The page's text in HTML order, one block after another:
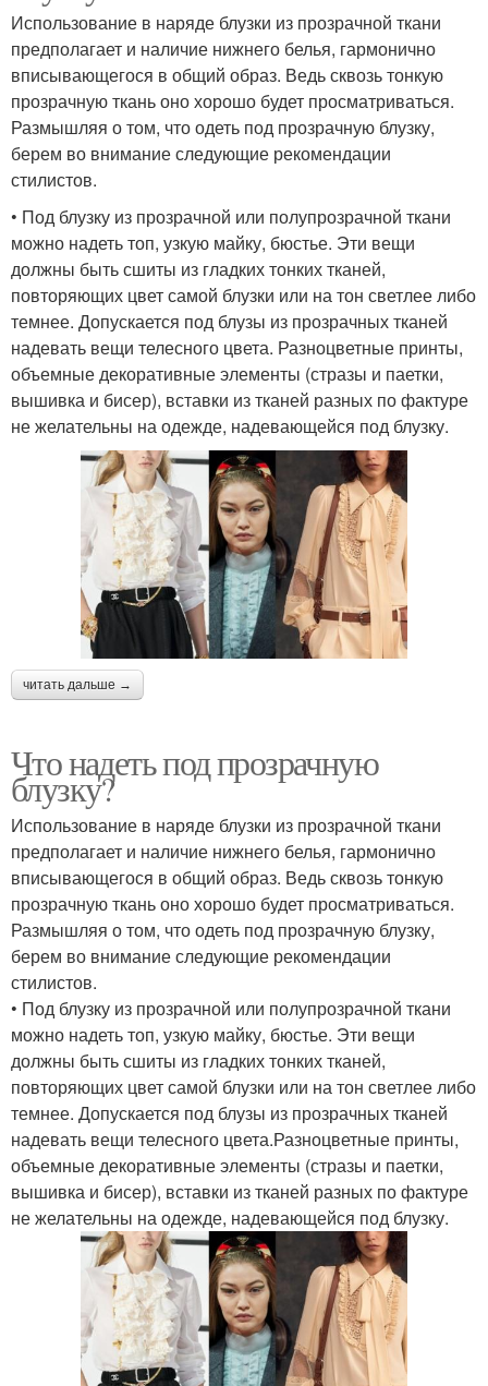
Использование в наряде блузки из прозрачной ткани
предполагает и наличие нижнего белья, гармонично
вписывающегося в общий образ. Ведь сквозь тонкую
прозрачную ткань оно хорошо будет просматриваться.
Размышляя о том, что одеть под прозрачную блузку,
берем во внимание следующие рекомендации
стилистов.
• Под блузку из прозрачной или полупрозрачной ткани
можно надеть топ, узкую майку, бюстье. Эти вещи
должны быть сшиты из гладких тонких тканей,
повторяющих цвет самой блузки или на тон светлее либо
темнее. Допускается под блузы из прозрачных тканей
надевать вещи телесного цвета. Разноцветные принты,
объемные декоративные элементы (стразы и паетки,
вышивка и бисер), вставки из тканей разных по фактуре
не желательны на одежде, надевающейся под блузку.
читать дальше →
Что надеть под прозрачную
блузку?
Использование в наряде блузки из прозрачной ткани
предполагает и наличие нижнего белья, гармонично
вписывающегося в общий образ. Ведь сквозь тонкую
прозрачную ткань оно хорошо будет просматриваться.
Размышляя о том, что одеть под прозрачную блузку,
берем во внимание следующие рекомендации
стилистов.
• Под блузку из прозрачной или полупрозрачной ткани
можно надеть топ, узкую майку, бюстье. Эти вещи
должны быть сшиты из гладких тонких тканей,
повторяющих цвет самой блузки или на тон светлее либо
темнее. Допускается под блузы из прозрачных тканей
надевать вещи телесного цвета.Разноцветные принты,
объемные декоративные элементы (стразы и паетки,
вышивка и бисер), вставки из тканей разных по фактуре
не желательны на одежде, надевающейся под блузку.